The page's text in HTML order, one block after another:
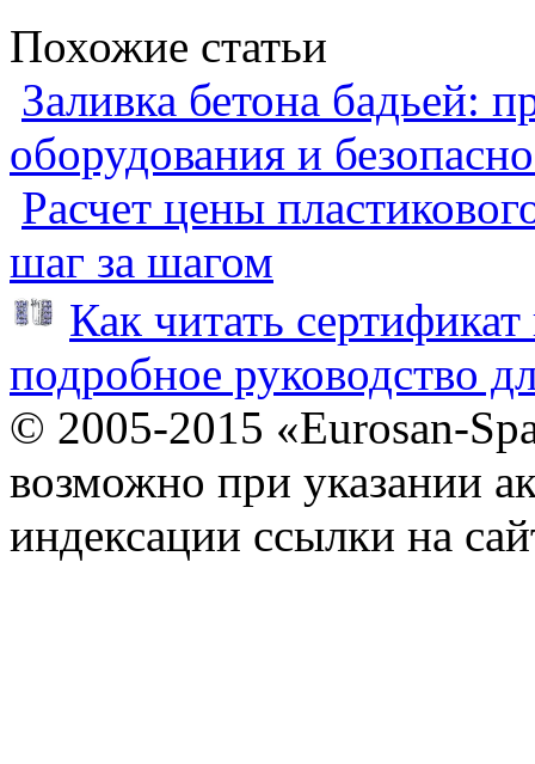
Похожие статьи
Заливка бетона бадьей:
оборудования и
Расчет цены
шаг за шагом
Как читать
подробное руководство
© 2005-2015 «Eurosan-
возможно при указании
индексации ссылки на